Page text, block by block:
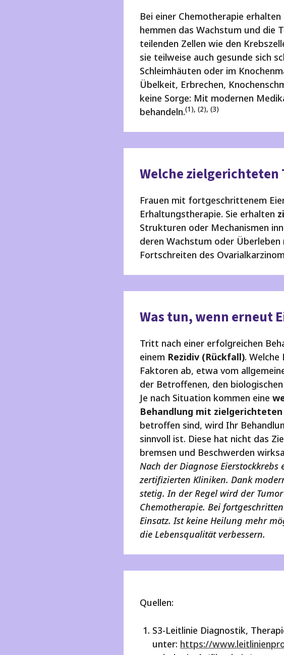
Bei einer Chemotherapie
hemmen das Wachstum und die
teilenden Zellen wie den
sie teilweise auch gesunde sich
Schleimhäuten oder im
Übelkeit, Erbrechen,
keine Sorge: Mit modernen
behandeln.(1), (2), (3)
Welche zielgerichteten
Frauen mit fortgeschrittenem
Erhaltungstherapie. Sie erhalten
Strukturen oder Mechanismen
deren Wachstum oder
Fortschreiten des
Was tun, wenn erneut
Tritt nach einer erfolgreichen
einem Rezidiv (Rückfall).
Faktoren ab, etwa vom
der Betroffenen, den
Je nach Situation kommen eine
Behandlung mit
betroffen sind, wird Ihr
sinnvoll ist. Diese hat nicht das
bremsen und Beschwerden
Nach der Diagnose
zertifizierten Kliniken. Dank
stetig. In der Regel wird der
Chemotherapie. Bei
Einsatz. Ist keine Heilung mehr
die Lebensqualität verbessern.
Quellen:
S3-Leitlinie Diagnostik,
unter: https://